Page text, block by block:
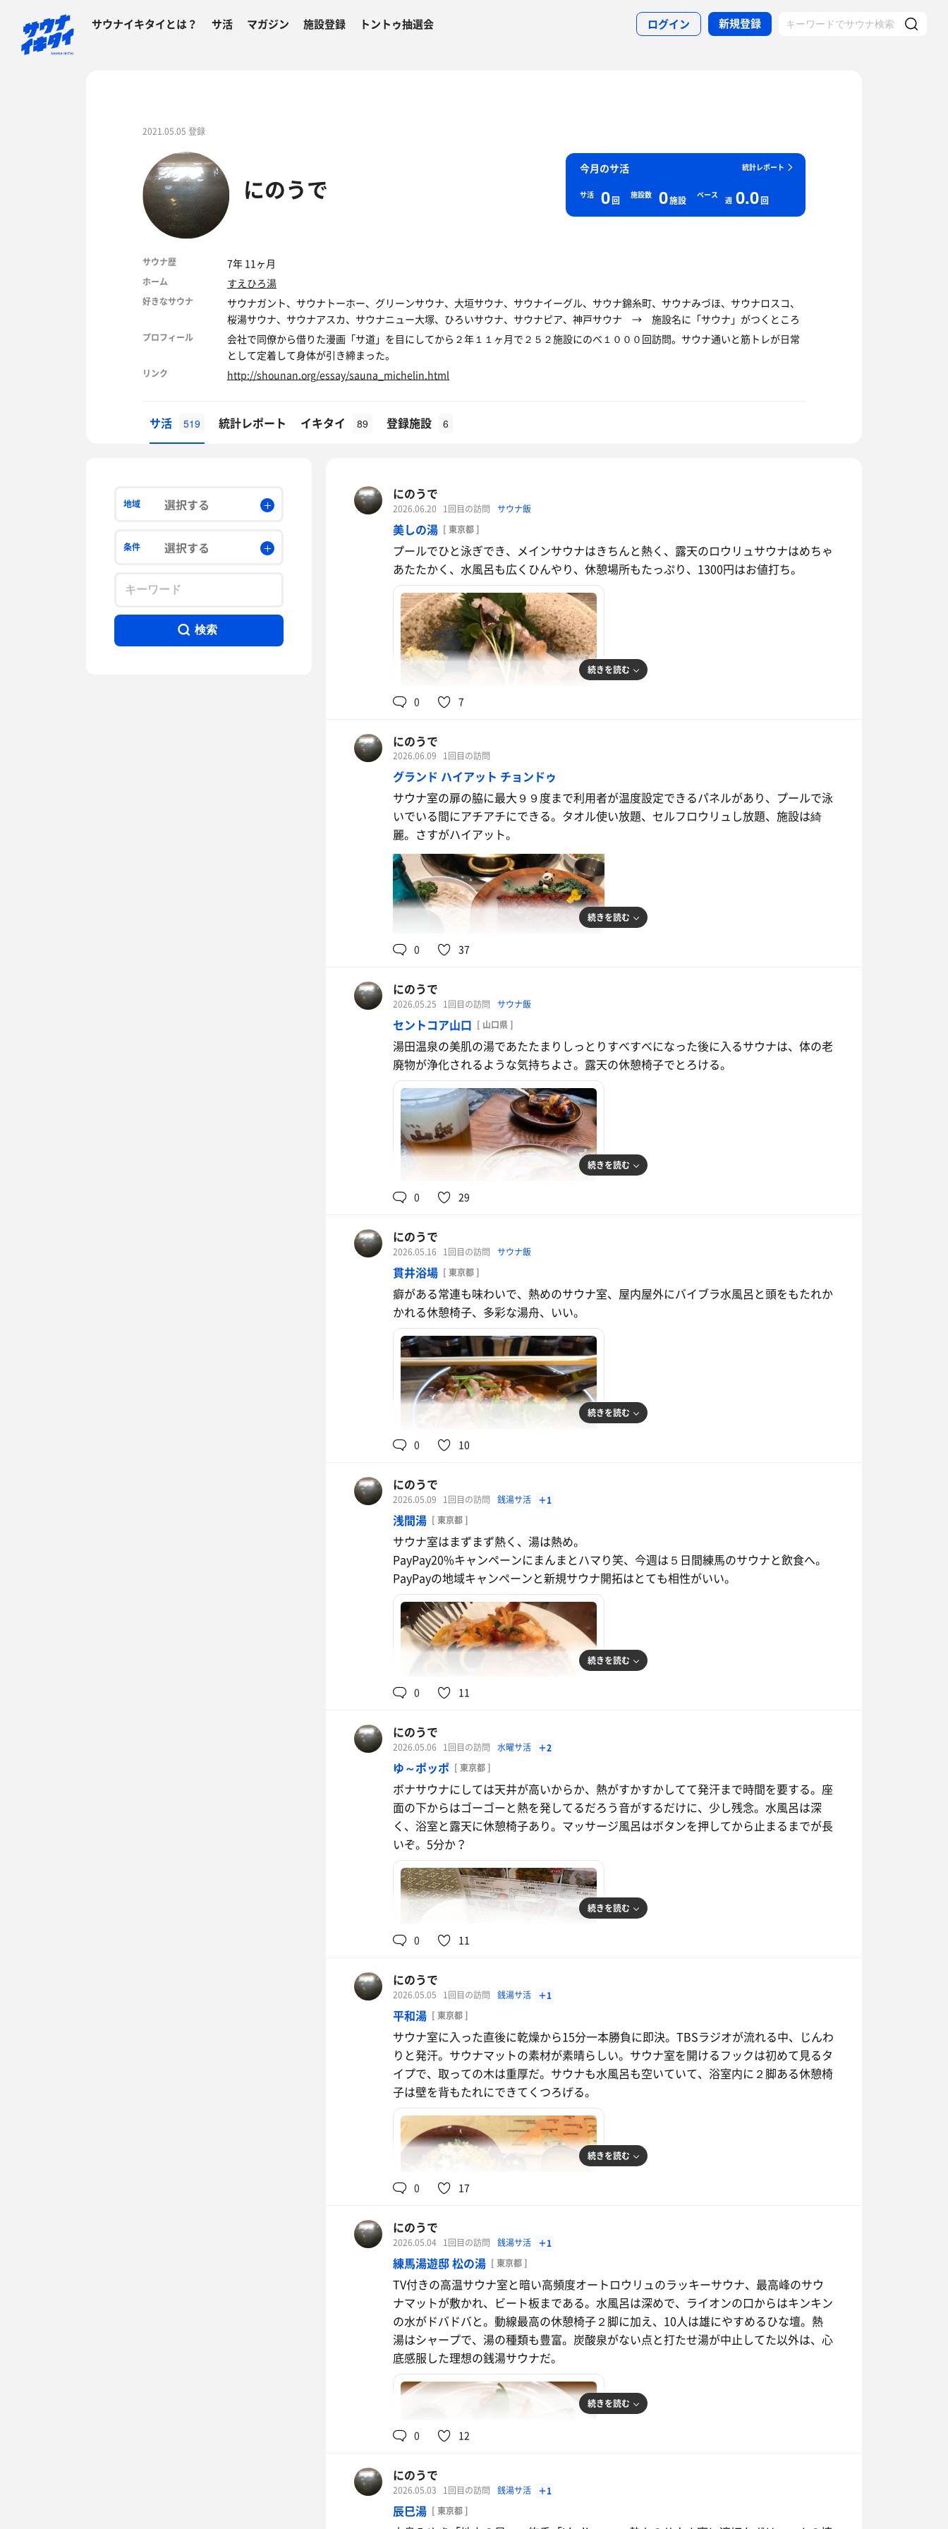
サウナイキタイとは？ サ活 マガジン 施設登録 トントゥ抽選会 ログイン 新規登録
2021.05.05 登録
にのうで
統計レポート
今月のサ活
サ活 0回 施設数 0施設 ペース
週 0.0回
サウナ歴 7年 11ヶ月
ホーム すえひろ湯
好きなサウナ
サウナガント、サウナトーホー、グリーンサウナ、大垣サウナ、サウナイーグル、サウナ錦糸町、サウナみづほ、サウナロスコ、
桜湯サウナ、サウナアスカ、サウナニュー大塚、ひろいサウナ、サウナピア、神戸サウナ → 施設名に「サウナ」がつくところ
プロフィール
会社で同僚から借りた漫画「サ道」を目にしてから２年１１ヶ月で２５２施設にのべ１０００回訪問。サウナ通いと筋トレが日常
として定着して身体が引き締まった。
リンク http://shounan.org/essay/sauna_michelin.html
サ活 519 統計レポート イキタイ 89 登録施設 6
地域 選択する
条件 選択する
検索
にのうで
2026.06.20 1回目の訪問 サウナ飯
美しの湯 [ 東京都 ]
プールでひと泳ぎでき、メインサウナはきちんと熱く、露天のロウリュサウナはめちゃ
あたたかく、水風呂も広くひんやり、休憩場所もたっぷり、1300円はお値打ち。
貝の盛り合わせ
香りがいい
続きを読む
0 7
にのうで
2026.06.09 1回目の訪問
グランド ハイアット チョンドゥ
サウナ室の扉の脇に最大９９度まで利用者が温度設定できるパネルがあり、プールで泳
いでいる間にアチアチにできる。タオル使い放題、セルフロウリュし放題、施設は綺
麗。さすがハイアット。
続きを読む
0 37
にのうで
2026.05.25 1回目の訪問 サウナ飯
セントコア山口 [ 山口県 ]
湯田温泉の美肌の湯であたたまりしっとりすべすべになった後に入るサウナは、体の老
廃物が浄化されるような気持ちよさ。露天の休憩椅子でとろける。
山賊焼き
続きを読む
0 29
にのうで
2026.05.16 1回目の訪問 サウナ飯
貫井浴場 [ 東京都 ]
癖がある常連も味わいで、熱めのサウナ室、屋内屋外にバイブラ水風呂と頭をもたれか
かれる休憩椅子、多彩な湯舟、いい。
麻辣煮込み
続きを読む
0 10
にのうで
2026.05.09 1回目の訪問 銭湯サ活 ＋1
浅間湯 [ 東京都 ]
サウナ室はまずまず熱く、湯は熱め。
PayPay20%キャンペーンにまんまとハマり笑、今週は５日間練馬のサウナと飲食へ。
PayPayの地域キャンペーンと新規サウナ開拓はとても相性がいい。
ペスカトーレ リングイネ
続きを読む
0 11
にのうで
2026.05.06 1回目の訪問 水曜サ活 ＋2
ゆ～ポッポ [ 東京都 ]
ボナサウナにしては天井が高いからか、熱がすかすかしてて発汗まで時間を要する。座
面の下からはゴーゴーと熱を発してるだろう音がするだけに、少し残念。水風呂は深
く、浴室と露天に休憩椅子あり。マッサージ風呂はボタンを押してから止まるまでが長
いぞ。5分か？
バンハオラーメン14辛
米の麺かな。めちゃくちゃうまい
続きを読む
0 11
にのうで
2026.05.05 1回目の訪問 銭湯サ活 ＋1
平和湯 [ 東京都 ]
サウナ室に入った直後に乾燥から15分一本勝負に即決。TBSラジオが流れる中、じんわ
りと発汗。サウナマットの素材が素晴らしい。サウナ室を開けるフックは初めて見るタ
イプで、取っての木は重厚だ。サウナも水風呂も空いていて、浴室内に２脚ある休憩椅
子は壁を背もたれにできてくつろげる。
チキンビリヤニ
続きを読む
0 17
にのうで
2026.05.04 1回目の訪問 銭湯サ活 ＋1
練馬湯遊邸 松の湯 [ 東京都 ]
TV付きの高温サウナ室と暗い高頻度オートロウリュのラッキーサウナ、最高峰のサウ
ナマットが敷かれ、ビート板まである。水風呂は深めで、ライオンの口からはキンキン
の水がドバドバと。動線最高の休憩椅子２脚に加え、10人は雄にやすめるひな壇。熱
湯はシャープで、湯の種類も豊富。炭酸泉がない点と打たせ湯が中止してた以外は、心
底感服した理想の銭湯サウナだ。
続きを読む
0 12
にのうで
2026.05.03 1回目の訪問 銭湯サ活 ＋1
辰巳湯 [ 東京都 ]